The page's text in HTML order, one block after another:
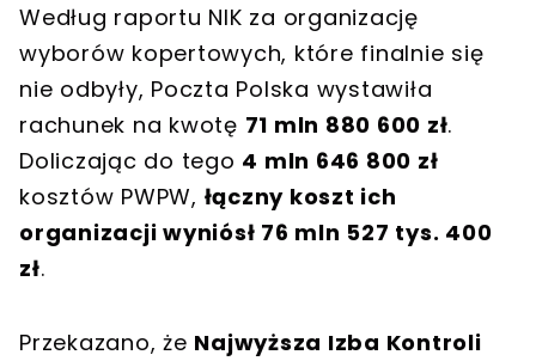
Według raportu NIK za organizację
wyborów kopertowych, które finalnie się
nie odbyły, Poczta Polska wystawiła
rachunek na kwotę 71 mln 880 600 zł.
Doliczając do tego 4 mln 646 800 zł
kosztów PWPW, łączny koszt ich
organizacji wyniósł 76 mln 527 tys. 400
zł.
Przekazano, że Najwyższa Izba Kontroli